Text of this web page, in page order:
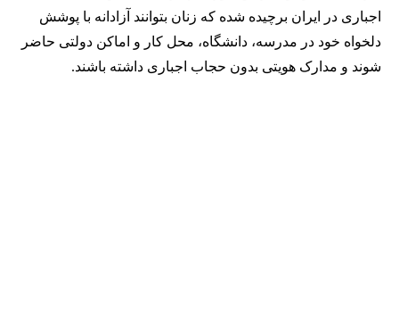
اجباری در ایران برچیده شده که زنان بتوانند آزادانه با پوشش
دلخواه خود در مدرسه، دانشگاه، محل کار و اماکن دولتی حاضر
شوند و مدارک هویتی بدون حجاب اجباری داشته باشند.